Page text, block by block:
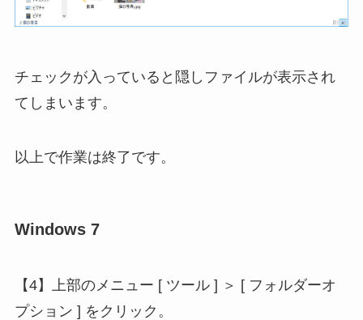
チェックが入っていると隠しファイルが表示され
てしまいます。
以上で作業は終了です。
Windows 7
【4】上部のメニュー [ ツール ] ＞ [ フォルダーオ
プション ] をクリック。